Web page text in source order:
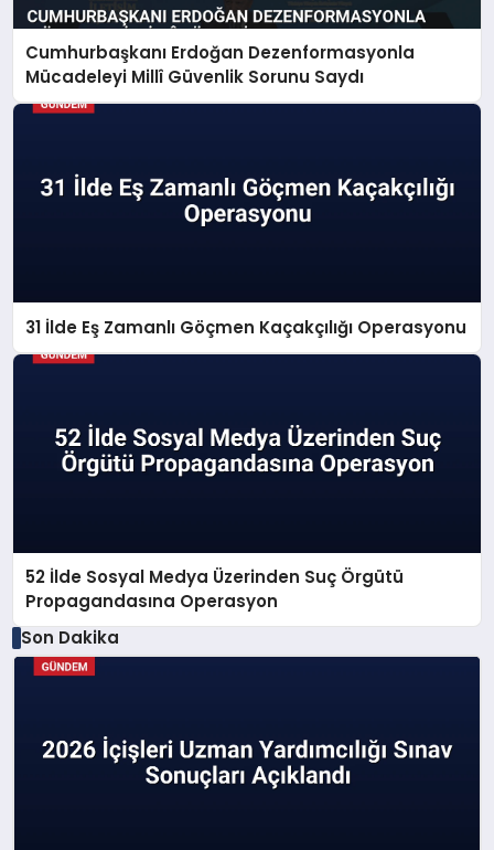
Cumhurbaşkanı Erdoğan Dezenformasyonla
Mücadeleyi Millî Güvenlik Sorunu Saydı
31 İlde Eş Zamanlı Göçmen Kaçakçılığı Operasyonu
52 İlde Sosyal Medya Üzerinden Suç Örgütü
Propagandasına Operasyon
Son Dakika